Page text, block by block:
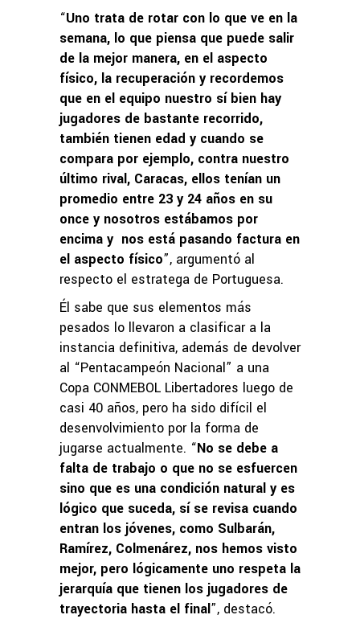
“Uno trata de rotar con lo que ve en la
semana, lo que piensa que puede salir
de la mejor manera, en el aspecto
físico, la recuperación y recordemos
que en el equipo nuestro sí bien hay
jugadores de bastante recorrido,
también tienen edad y cuando se
compara por ejemplo, contra nuestro
último rival, Caracas, ellos tenían un
promedio entre 23 y 24 años en su
once y nosotros estábamos por
encima y nos está pasando factura en
el aspecto físico”, argumentó al
respecto el estratega de Portuguesa.
Él sabe que sus elementos más
pesados lo llevaron a clasificar a la
instancia definitiva, además de devolver
al “Pentacampeón Nacional” a una
Copa CONMEBOL Libertadores luego de
casi 40 años, pero ha sido difícil el
desenvolvimiento por la forma de
jugarse actualmente. “No se debe a
falta de trabajo o que no se esfuercen
sino que es una condición natural y es
lógico que suceda, sí se revisa cuando
entran los jóvenes, como Sulbarán,
Ramírez, Colmenárez, nos hemos visto
mejor, pero lógicamente uno respeta la
jerarquía que tienen los jugadores de
trayectoria hasta el final”, destacó.